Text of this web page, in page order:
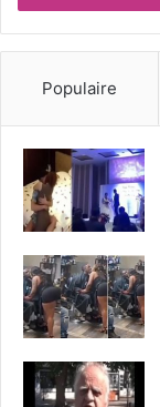
Populaire